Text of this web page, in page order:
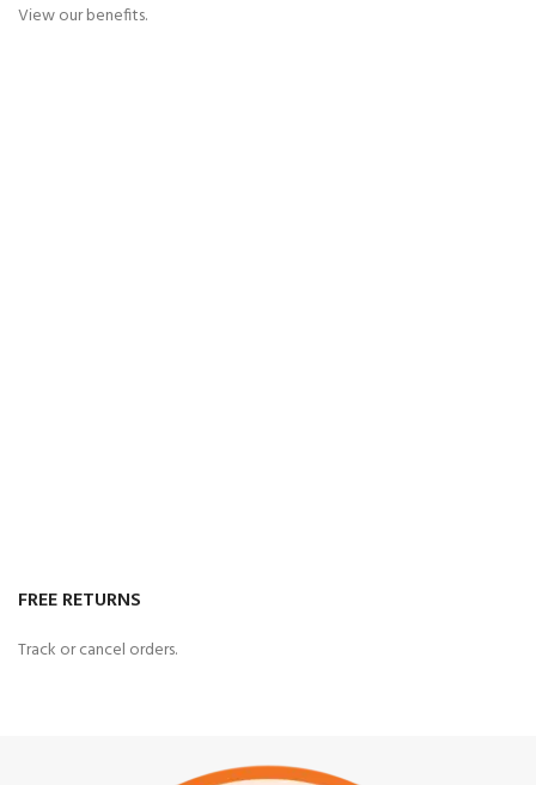
View our benefits.
FREE RETURNS
Track or cancel orders.